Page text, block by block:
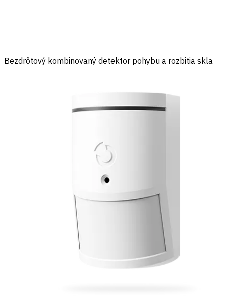
Bezdrôtový kombinovaný detektor pohybu a rozbitia skla